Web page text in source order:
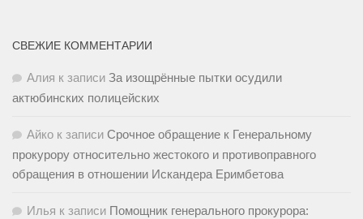
СВЕЖИЕ КОММЕНТАРИИ
Алия к записи За изощрённые пытки осудили
актюбинских полицейских
Айко к записи Срочное обращение к Генеральному
прокурору относительно жестокого и противоправного
обращения в отношении Искандера Еримбетова
Илья к записи Помощник генерального прокурора: